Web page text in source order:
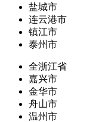
盐城市
连云港市
镇江市
泰州市
全浙江省
嘉兴市
金华市
舟山市
温州市